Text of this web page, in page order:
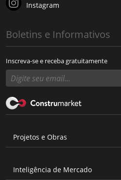
Instagram
Boletins e Informativos
Inscreva-se e receba gratuitamente
Projetos e Obras
Inteligência de Mercado